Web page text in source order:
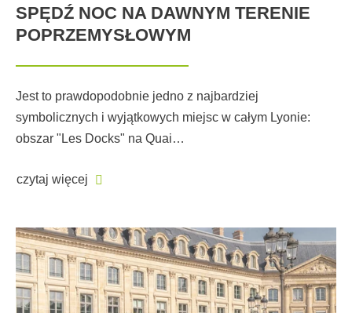
SPĘDŹ NOC NA DAWNYM TERENIE
POPRZEMYSŁOWYM
Jest to prawdopodobnie jedno z najbardziej
symbolicznych i wyjątkowych miejsc w całym Lyonie:
obszar "Les Docks" na Quai…
czytaj więcej